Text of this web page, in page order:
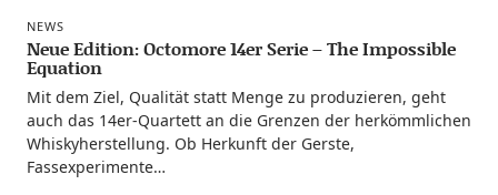
NEWS
Neue Edition: Octomore 14er Serie – The Impossible
Equation
Mit dem Ziel, Qua­li­tät statt Men­ge zu pro­du­zie­ren, geht
auch das 14er-Quar­­tett an die Gren­zen der her­kömm­li­chen
Whis­ky­her­stel­lung. Ob Her­kunft der Gers­te,
Fassexperimente…